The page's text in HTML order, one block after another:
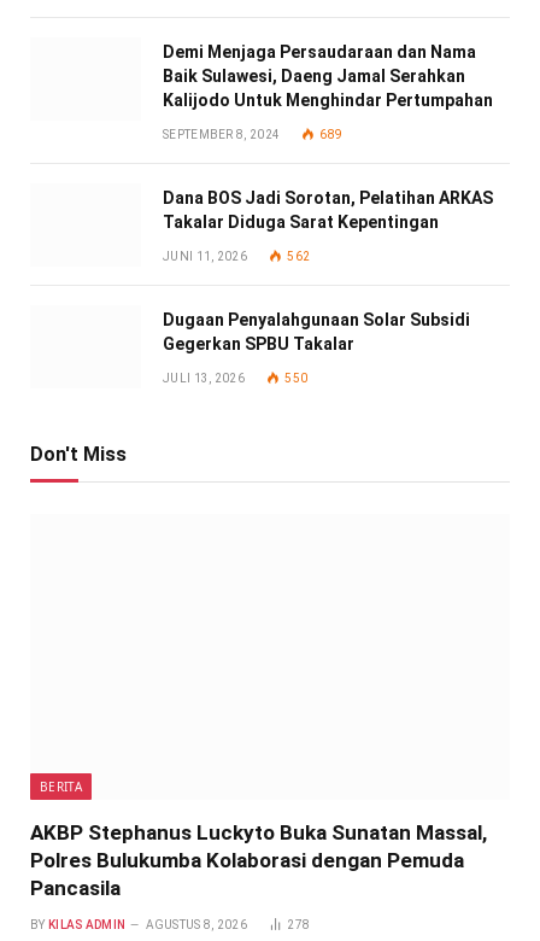
Demi Menjaga Persaudaraan dan Nama
Baik Sulawesi, Daeng Jamal Serahkan
Kalijodo Untuk Menghindar Pertumpahan
SEPTEMBER 8, 2024 689
Dana BOS Jadi Sorotan, Pelatihan ARKAS
Takalar Diduga Sarat Kepentingan
JUNI 11, 2026 562
Dugaan Penyalahgunaan Solar Subsidi
Gegerkan SPBU Takalar
JULI 13, 2026 550
Don't Miss
BERITA
AKBP Stephanus Luckyto Buka Sunatan Massal,
Polres Bulukumba Kolaborasi dengan Pemuda
Pancasila
BY KILAS ADMIN AGUSTUS 8, 2026 278